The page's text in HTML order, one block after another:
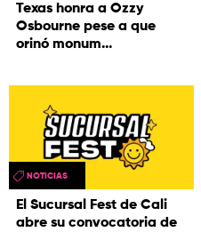
Texas honra a Ozzy
Osbourne pese a que
orinó monum...
El Sucursal Fest de Cali
abre su convocatoria de
NOTICIAS